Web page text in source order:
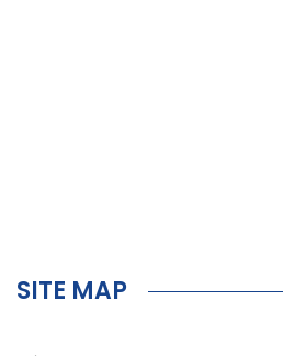
SITE MAP